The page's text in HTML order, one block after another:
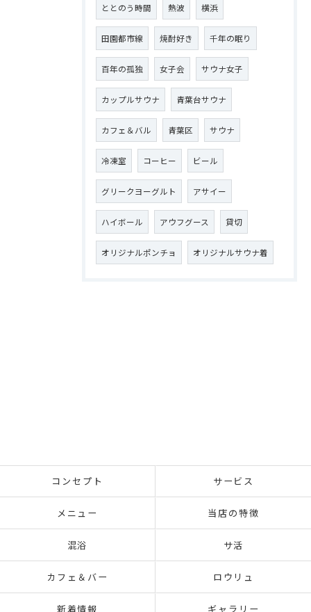
ととのう時間 熱波 横浜
田園都市線 焼酎好き 千年の眠り
百年の孤独 女子会 サウナ女子
カップルサウナ 青葉台サウナ
カフェ＆バル 青葉区 サウナ
冷凍室 コーヒー ビール
グリークヨーグルト アサイー
ハイボール アウフグース 貸切
オリジナルポンチョ オリジナルサウナ着
コンセプト サービス
メニュー 当店の特徴
混浴 サ活
カフェ＆バー ロウリュ
新着情報 ギャラリー